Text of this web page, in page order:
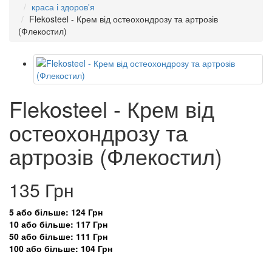
краса і здоров'я
Flekosteel - Крем від остеохондрозу та артрозів
(Флекостил)
Flekosteel - Крем від
остеохондрозу та
артрозів (Флекостил)
135 Грн
5 або більше: 124 Грн
10 або більше: 117 Грн
50 або більше: 111 Грн
100 або більше: 104 Грн